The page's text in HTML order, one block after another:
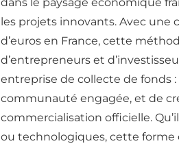
les projets innovants. Avec une
d’euros en France, cette
d’entrepreneurs et
entreprise de collecte de fonds
communauté engagée, et de
commercialisation officielle.
ou technologiques, cette